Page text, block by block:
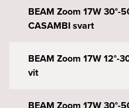
BEAM Zoom 17W 30°-
CASAMBI svart
BEAM Zoom 17W 12°-
vit